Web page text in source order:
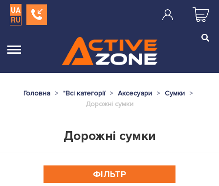
UA
RU
Головна "Всі категорії Аксесуари
Сумки
Дорожні сумки
Дорожні сумки
ФІЛЬТР